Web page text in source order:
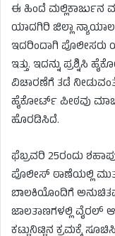
ಈ ಹಿಂದೆ ಮಲ್ಲಿಕಾರ್ಜುನ
ಯಾದಗಿರಿ ಜಿಲ್ಲಾ
ಇದರಿಂದಾಗಿ ಪೊಲೀಸರು
ಇತ್ತು. ಇದನ್ನು ಪ್ರಶ್ನಿಸಿ
ವಿಚಾರಣೆಗೆ ತಡೆ
ಹೈಕೋರ್ಟ್ ಪೀಠವು
ಹೊರಡಿಸಿದೆ.
ಫೆಬ್ರವರಿ 25ರಂದು
ಪೊಲೀಸ್ ಠಾಣೆಯಲ್ಲಿ
ಬಾಲಕಿಯೊಂದಿಗೆ
ಜಾಲತಾಣಗಳಲ್ಲಿ ವೈರಲ್
ಕಟ್ಟುನಿಟ್ಟಿನ ಕ್ರಮಕ್ಕೆ